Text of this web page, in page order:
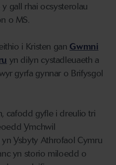
gall rhai ocsysterolau
o MS.
i Kristen gan Gwmni
yn dilyn cystadleuaeth a
gyrfa gynnar o Brifysgol
cafodd gyfle i dreulio tri
Ymchwil
Ysbyty Athrofaol Cymru
yn storio miloedd o